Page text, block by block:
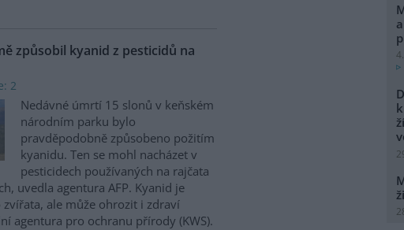
způsobil kyanid z pesticidů na
2
Nedávné úmrtí 15 slonů v keňském
národním parku bylo
pravděpodobně způsobeno požitím
kyanidu. Ten se mohl nacházet v
pesticidech používaných na rajčata
uvedla agentura AFP. Kyanid je
ale může ohrozit i zdraví
agentura pro ochranu přírody (KWS).